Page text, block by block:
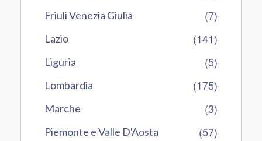
Friuli Venezia Giulia (7)
Lazio (141)
Liguria (5)
Lombardia (175)
Marche (3)
Piemonte e Valle D'Aosta (57)